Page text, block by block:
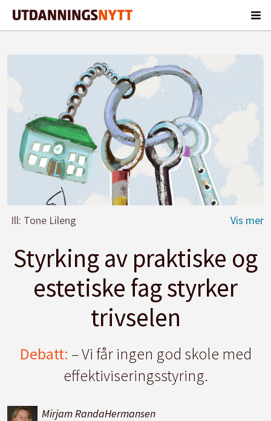
Ill: Tone Lileng
Styrking av praktiske og
estetiske fag styrker
trivselen
Debatt: – Vi får ingen god skole med
effektiviseringsstyring.
Mirjam RandaHermansen